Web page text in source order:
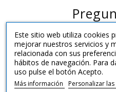
No hay
Hacer
Este sitio web utiliza cookies
mejorar nuestros servicios y
relacionada con sus
hábitos de navegación. Para
uso pulse el botón Acepto.
Más información Personalizar